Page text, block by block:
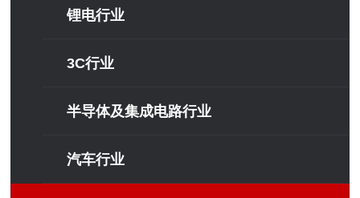
锂电行业
3C行业
半导体及集成电路行业
汽车行业